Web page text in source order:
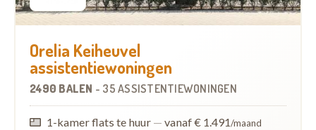
Orelia Keiheuvel
assistentiewoningen
2490 BALEN - 35 ASSISTENTIEWONINGEN
1-kamer flats te huur — vanaf € 1.491/maand